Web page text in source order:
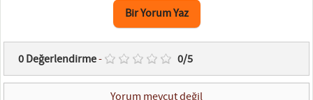
Bir Yorum Yaz
0Değerlendirme- 0/5
Yorum mevcut değil